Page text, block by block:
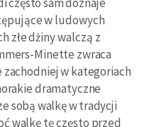
w ludo­wych
złe dżiny walczą z
Minette zwraca
w kategoriach
dramatyczne
sobą walkę w tradycji
walkę tę często przed­